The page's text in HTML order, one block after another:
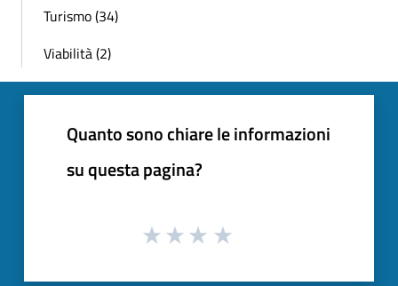
Turismo (34)
Viabilità (2)
Quanto sono chiare le informazioni
su questa pagina?